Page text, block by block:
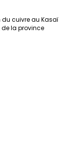
du cuivre au Kasaï
de la province